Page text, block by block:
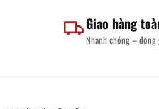
Giao hàng
Nhanh chóng – đóng